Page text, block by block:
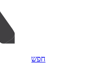
חפש